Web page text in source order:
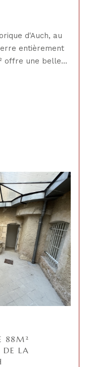
d'Auch, au
entièrement
offre une belle...
88M²
DE LA